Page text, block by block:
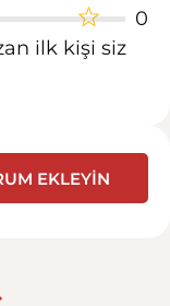
0
ilk kişi siz
EKLEYIN